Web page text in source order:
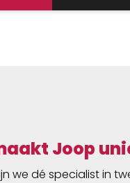
Joop
we dé specialist in